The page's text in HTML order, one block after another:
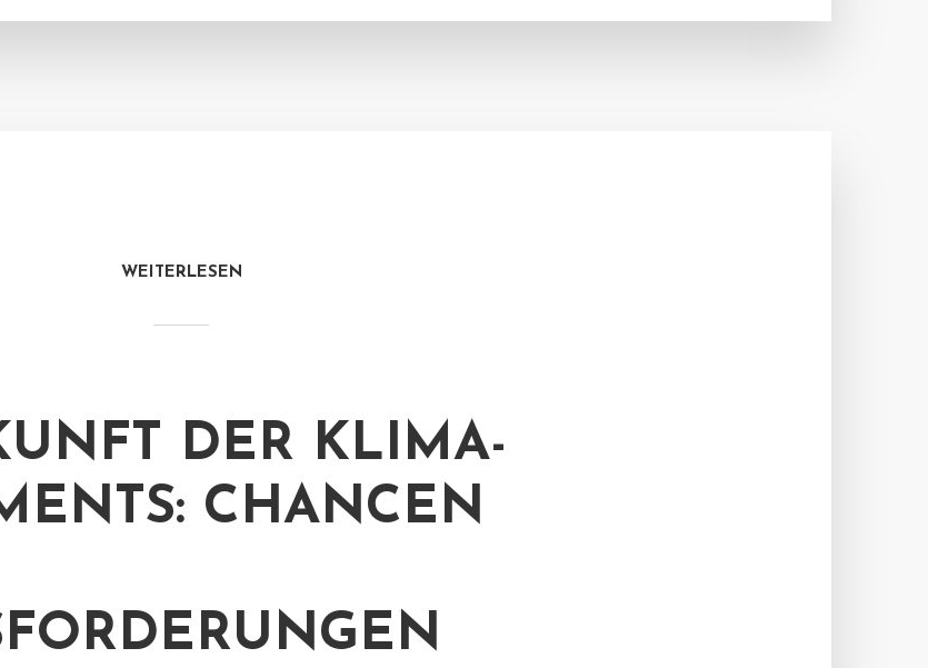
WEITERLESEN
DER KLIMA-
CHANCEN